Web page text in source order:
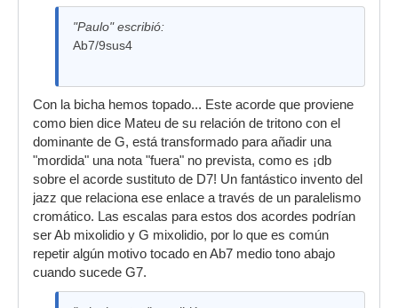
"Paulo" escribió:
Ab7/9sus4
Con la bicha hemos topado... Este acorde que proviene
como bien dice Mateu de su relación de tritono con el
dominante de G, está transformado para añadir una
"mordida" una nota "fuera" no prevista, como es ¡db
sobre el acorde sustituto de D7! Un fantástico invento del
jazz que relaciona ese enlace a través de un paralelismo
cromático. Las escalas para estos dos acordes podrían
ser Ab mixolidio y G mixolidio, por lo que es común
repetir algún motivo tocado en Ab7 medio tono abajo
cuando sucede G7.